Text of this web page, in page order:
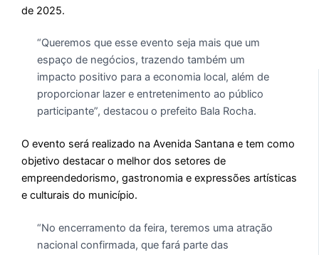
de 2025.
“Queremos que esse evento seja mais que um
espaço de negócios, trazendo também um
impacto positivo para a economia local, além de
proporcionar lazer e entretenimento ao público
participante”, destacou o prefeito Bala Rocha.
O evento será realizado na Avenida Santana e tem como
objetivo destacar o melhor dos setores de
empreendedorismo, gastronomia e expressões artísticas
e culturais do município.
“No encerramento da feira, teremos uma atração
nacional confirmada, que fará parte das